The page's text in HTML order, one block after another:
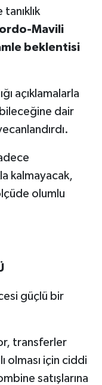
Mavili
beklentisi
açıklamalarla
dair
kalmayacak,
olumlu
güçlü bir
transferler
olması için ciddi
satışlarına